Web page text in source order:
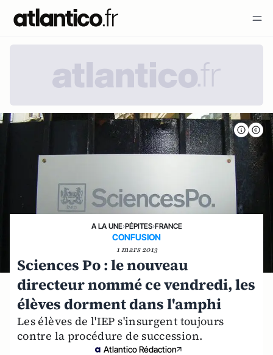
A LA UNE›PÉPITES›FRANCE
CONFUSION
1 mars 2013
Sciences Po : le nouveau
directeur nommé ce vendredi, les
élèves dorment dans l'amphi
Les élèves de l'IEP s'insurgent toujours
contre la procédure de succession.
Atlantico Rédaction